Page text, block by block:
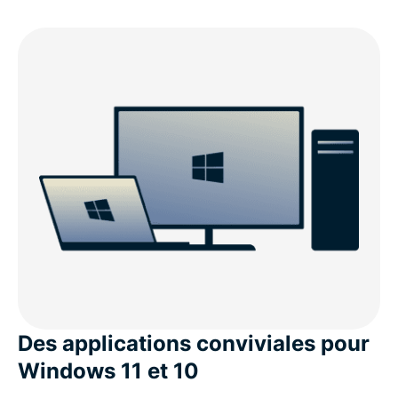
Des applications conviviales pour
Windows 11 et 10